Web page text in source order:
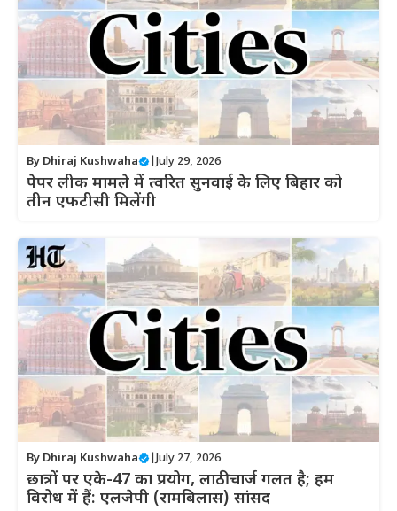
By Dhiraj Kushwaha |July 29, 2026
पेपर लीक मामले में त्वरित सुनवाई के लिए बिहार को
तीन एफटीसी मिलेंगी
By Dhiraj Kushwaha July 27, 2026
छात्रों पर एके-47 का प्रयोग, लाठीचार्ज गलत है; हम
विरोध में हैं: एलजेपी (रामबिलास) सांसद